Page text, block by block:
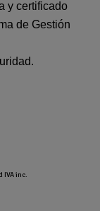
y certificado
de Gestión
IVA inc.